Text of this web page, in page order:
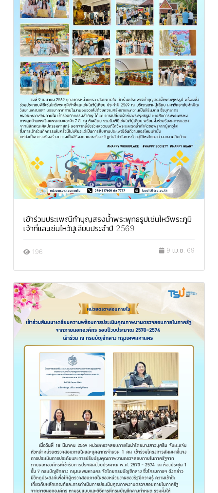
เข้าร่วมประเพณีทำบุญสรงน้ำพระพุทธรูปเซ่นไหว้พระภูมิ
เจ้าที่และเซ่นไหว้ปูเลียบประจำปี 2569
196 9 เม.ย. 69